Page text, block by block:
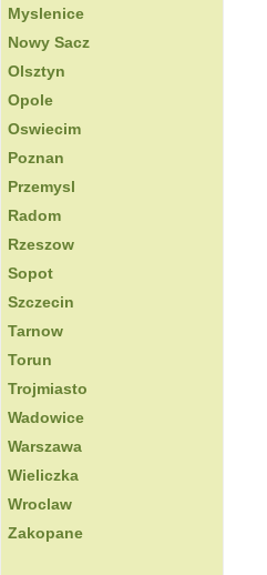
Myslenice
Nowy Sacz
Olsztyn
Opole
Oswiecim
Poznan
Przemysl
Radom
Rzeszow
Sopot
Szczecin
Tarnow
Torun
Trojmiasto
Wadowice
Warszawa
Wieliczka
Wroclaw
Zakopane